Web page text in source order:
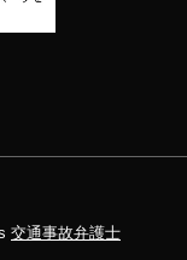
交通事故弁護士